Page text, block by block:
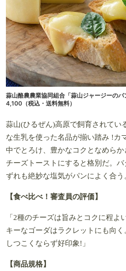
蒜山酪農農業協同組合「蒜山ジャージーの
4,100（税込・送料無料）
蒜山(ひるぜん)高原で飼育されてい
な生乳を使った名品が揃い踏み !カ
中でとろけ、豊かなコクとなめらか
チーズトーストにすると格別だ。
ずれも絶妙な塩気がパンによく合う
【食べ比べ！審査員の評価】
「2種のチーズは旨みとコクに程よ
キーなゴーダはラクレットにも向
しつこくならず好印象!」
【商品規格】